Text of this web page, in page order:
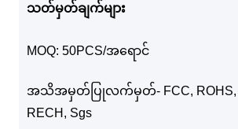
သတ်မှတ်ချက်များ
MOQ: 50PCS/အရောင်
အသိအမှတ်ပြုလက်မှတ်- FCC, ROHS,
RECH, Sgs